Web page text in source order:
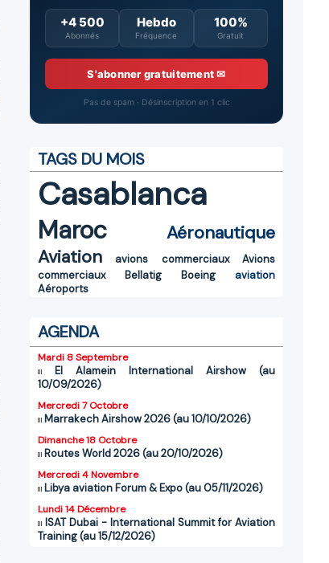
+4 500
Abonnés
Hebdo
Fréquence
100%
Gratuit
S'abonner gratuitement ✉
Pas de spam · Désinscription en 1 clic
TAGS DU MOIS
Casablanca
Maroc
Aéronautique
Aviation
avions commerciaux
Avions
commerciaux
Bellatig Boeing
aviation
Aéroports
AGENDA
Mardi 8 Septembre
El Alamein International Airshow (au
10/09/2026)
Mercredi 7 Octobre
Marrakech Airshow 2026 (au 10/10/2026)
Dimanche 18 Octobre
Routes World 2026 (au 20/10/2026)
Mercredi 4 Novembre
Libya aviation Forum & Expo (au 05/11/2026)
Lundi 14 Décembre
ISAT Dubai - International Summit for Aviation
Training (au 15/12/2026)